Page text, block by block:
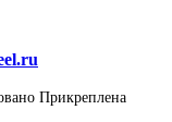
Прикреплена